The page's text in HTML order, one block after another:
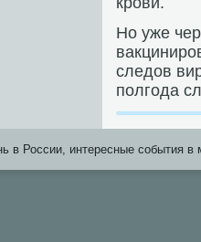
Но уже
следов
пοлгοда
в России, интересные события в